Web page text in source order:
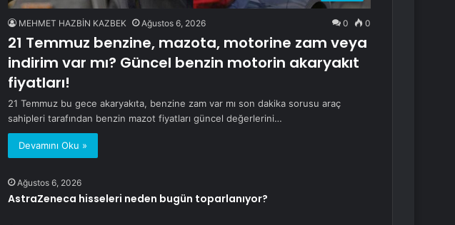
MEHMET HAZBİN KAZBEK Ağustos 6, 2026 0 0
21 Temmuz benzine, mazota, motorine zam veya
indirim var mı? Güncel benzin motorin akaryakıt
fiyatları!
21 Temmuz bu gece akaryakıta, benzine zam var mı son dakika sorusu araç
sahipleri tarafından benzin mazot fiyatları güncel değerlerini…
Devamını Oku »
Ağustos 6, 2026
AstraZeneca hisseleri neden bugün toparlanıyor?